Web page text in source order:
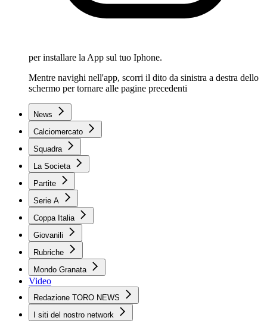
per installare la App sul tuo Iphone.
Mentre navighi nell'app, scorri il dito da sinistra a destra dello
schermo per tornare alle pagine precedenti
News
Calciomercato
Squadra
La Societa
Partite
Serie A
Coppa Italia
Giovanili
Rubriche
Mondo Granata
Video
Redazione TORO NEWS
I siti del nostro network